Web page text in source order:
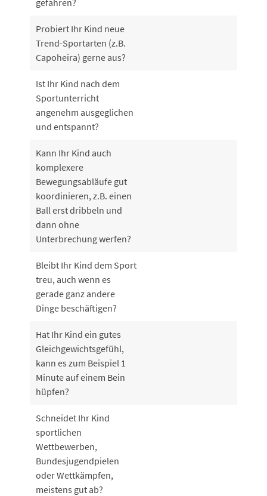
Probiert Ihr Kind neue
Trend-Sportarten (z.B.
Capoheira) gerne aus?
Ist Ihr Kind nach dem
Sportunterricht
angenehm ausgeglichen
und entspannt?
Kann Ihr Kind auch
komplexere
Bewegungsabläufe gut
koordinieren, z.B. einen
Ball erst dribbeln und
dann ohne
Unterbrechung werfen?
Bleibt Ihr Kind dem Sport
treu, auch wenn es
gerade ganz andere
Dinge beschäftigen?
Hat Ihr Kind ein gutes
Gleichgewichtsgefühl,
kann es zum Beispiel 1
Minute auf einem Bein
hüpfen?
Schneidet Ihr Kind
sportlichen
Wettbewerben,
Bundesjugendpielen
oder Wettkämpfen,
meistens gut ab?